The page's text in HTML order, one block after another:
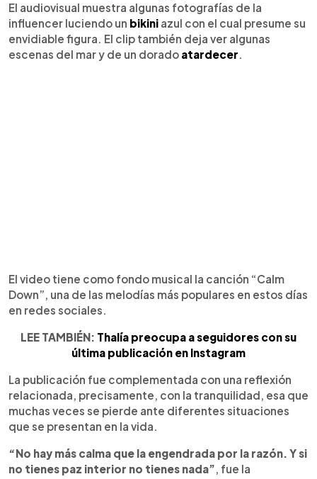
El audiovisual muestra algunas fotografías de la
influencer luciendo un bikini azul con el cual presume su
envidiable figura. El clip también deja ver algunas
escenas del mar y de un dorado atardecer.
El video tiene como fondo musical la canción “Calm
Down”, una de las melodías más populares en estos días
en redes sociales.
LEE TAMBIÉN: Thalía preocupa a seguidores con su
última publicación en Instagram
La publicación fue complementada con una reflexión
relacionada, precisamente, con la tranquilidad, esa que
muchas veces se pierde ante diferentes situaciones
que se presentan en la vida.
“No hay más calma que la engendrada por la razón. Y si
no tienes paz interior no tienes nada”, fue la